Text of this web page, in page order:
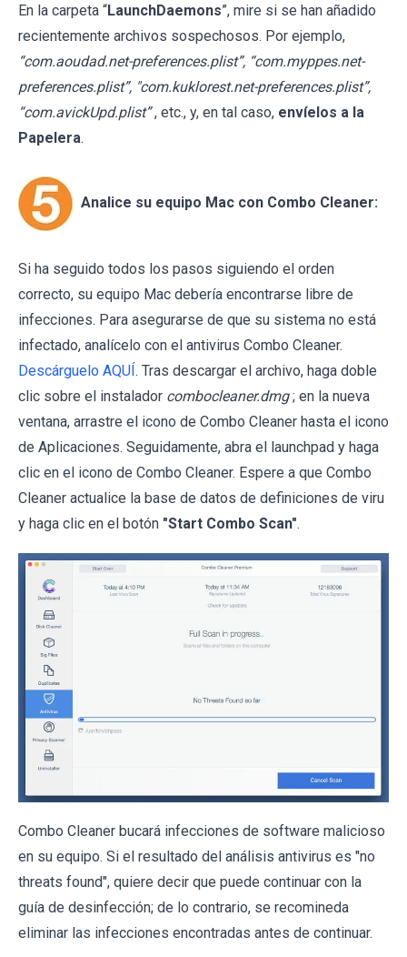
En la carpeta “LaunchDaemons”, mire si se han añadido
recientemente archivos sospechosos. Por ejemplo,
“com.aoudad.net-preferences.plist”, “com.myppes.net-
preferences.plist”, "com.kuklorest.net-preferences.plist”,
“com.avickUpd.plist” , etc., y, en tal caso, envíelos a la
Papelera.
Analice su equipo Mac con Combo Cleaner:
Si ha seguido todos los pasos siguiendo el orden
correcto, su equipo Mac debería encontrarse libre de
infecciones. Para asegurarse de que su sistema no está
infectado, analícelo con el antivirus Combo Cleaner.
Descárguelo AQUÍ. Tras descargar el archivo, haga doble
clic sobre el instalador combocleaner.dmg ; en la nueva
ventana, arrastre el icono de Combo Cleaner hasta el icono
de Aplicaciones. Seguidamente, abra el launchpad y haga
clic en el icono de Combo Cleaner. Espere a que Combo
Cleaner actualice la base de datos de definiciones de viru
y haga clic en el botón "Start Combo Scan".
Combo Cleaner bucará infecciones de software malicioso
en su equipo. Si el resultado del análisis antivirus es "no
threats found", quiere decir que puede continuar con la
guía de desinfección; de lo contrario, se recomineda
eliminar las infecciones encontradas antes de continuar.